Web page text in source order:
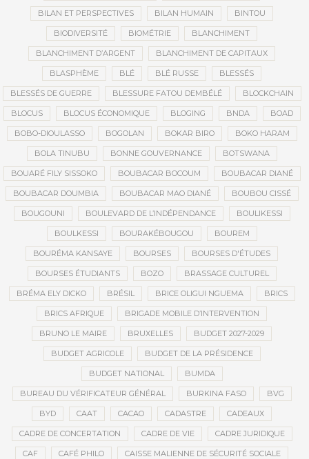
BILAN ET PERSPECTIVES BILAN HUMAIN BINTOU
BIODIVERSITÉ BIOMÉTRIE BLANCHIMENT
BLANCHIMENT D’ARGENT BLANCHIMENT DE CAPITAUX
BLASPHÈME BLÉ BLÉ RUSSE BLESSÉS
BLESSÉS DE GUERRE BLESSURE FATOU DEMBÉLÉ BLOCKCHAIN
BLOCUS BLOCUS ÉCONOMIQUE BLOGING BNDA BOAD
BOBO-DIOULASSO BOGOLAN BOKAR BIRO BOKO HARAM
BOLA TINUBU BONNE GOUVERNANCE BOTSWANA
BOUARÉ FILY SISSOKO BOUBACAR BOCOUM BOUBACAR DIANÉ
BOUBACAR DOUMBIA BOUBACAR MAO DIANÉ BOUBOU CISSÉ
BOUGOUNI BOULEVARD DE L’INDÉPENDANCE BOULIKESSI
BOULKESSI BOURAKÉBOUGOU BOUREM
BOURÉMA KANSAYE BOURSES BOURSES D'ÉTUDES
BOURSES ÉTUDIANTS BOZO BRASSAGE CULTUREL
BRÉMA ELY DICKO BRÉSIL BRICE OLIGUI NGUEMA BRICS
BRICS AFRIQUE BRIGADE MOBILE D’INTERVENTION
BRUNO LE MAIRE BRUXELLES BUDGET 2027-2029
BUDGET AGRICOLE BUDGET DE LA PRÉSIDENCE
BUDGET NATIONAL BUMDA
BUREAU DU VÉRIFICATEUR GÉNÉRAL BURKINA FASO BVG
BYD CAAT CACAO CADASTRE CADEAUX
CADRE DE CONCERTATION CADRE DE VIE CADRE JURIDIQUE
CAF CAFÉ PHILO CAISSE MALIENNE DE SÉCURITÉ SOCIALE